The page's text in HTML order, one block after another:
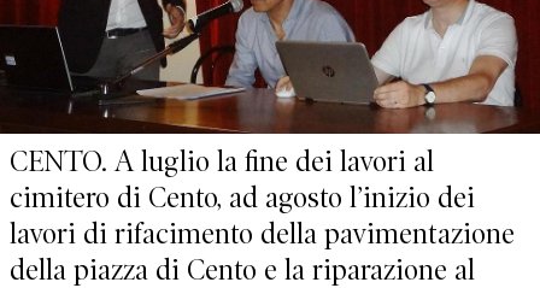
CENTO. A luglio la fine dei lavori al
cimitero di Cento, ad agosto l’inizio dei
lavori di rifacimento della pavimentazione
della piazza di Cento e la riparazione al